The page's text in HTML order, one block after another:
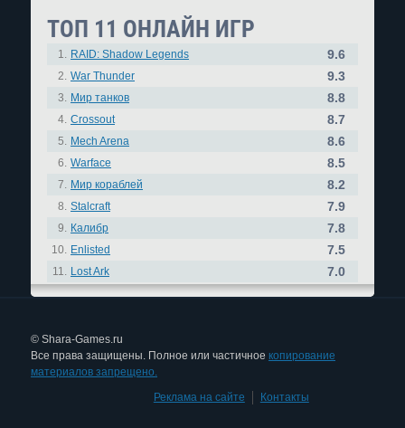
ТОП 11 ОНЛАЙН ИГР
1. RAID: Shadow Legends 9.6
2. War Thunder 9.3
3. Мир танков 8.8
4. Crossout 8.7
5. Mech Arena 8.6
6. Warface 8.5
7. Мир кораблей 8.2
8. Stalcraft 7.9
9. Калибр 7.8
10. Enlisted 7.5
11. Lost Ark 7.0
© Shara-Games.ru
Все права защищены. Полное или частичное копирование
материалов запрещено.
Реклама на сайте
Контакты